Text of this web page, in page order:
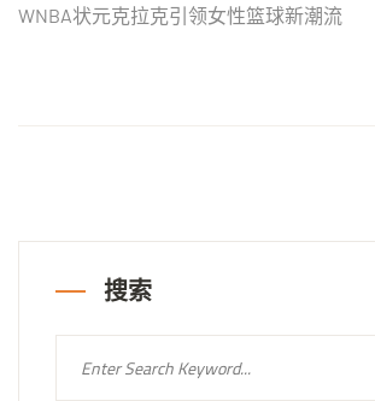
WNBA状元克拉克引领女性篮球新潮流
搜索